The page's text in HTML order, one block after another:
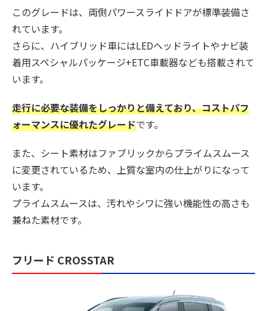
このグレードは、両側パワースライドドアが標準装備さ
れています。
さらに、ハイブリッド車にはLEDヘッドライトやナビ装
着用スペシャルパッケージ+ETC車載器なども搭載されて
います。
走行に必要な装備をしっかりと備えており、コストパフ
ォーマンスに優れたグレードです。
また、シート素材はファブリックからプライムスムース
に変更されているため、上質な室内の仕上がりになって
います。
プライムスムースは、汚れやシワに強い機能性の高さも
兼ねた素材です。
フリード CROSSTAR